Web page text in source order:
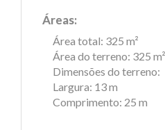
Áreas:
Área total: 325 m²
Área do terreno: 325 m²
Dimensões do terreno:
Largura: 13 m
Comprimento: 25 m